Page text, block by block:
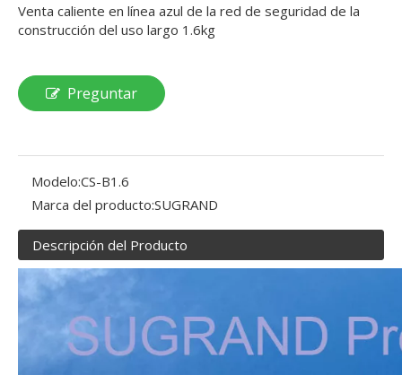
Venta caliente en línea azul de la red de seguridad de la
construcción del uso largo 1.6kg
Preguntar
Modelo:CS-B1.6
Marca del producto:SUGRAND
Descripción del Producto